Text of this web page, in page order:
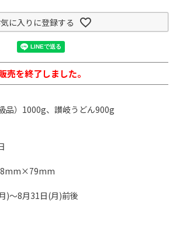
に入りに登録する
売を終了しました。
品）1000g、讃岐うどん900g
)～8月31日(月)前後